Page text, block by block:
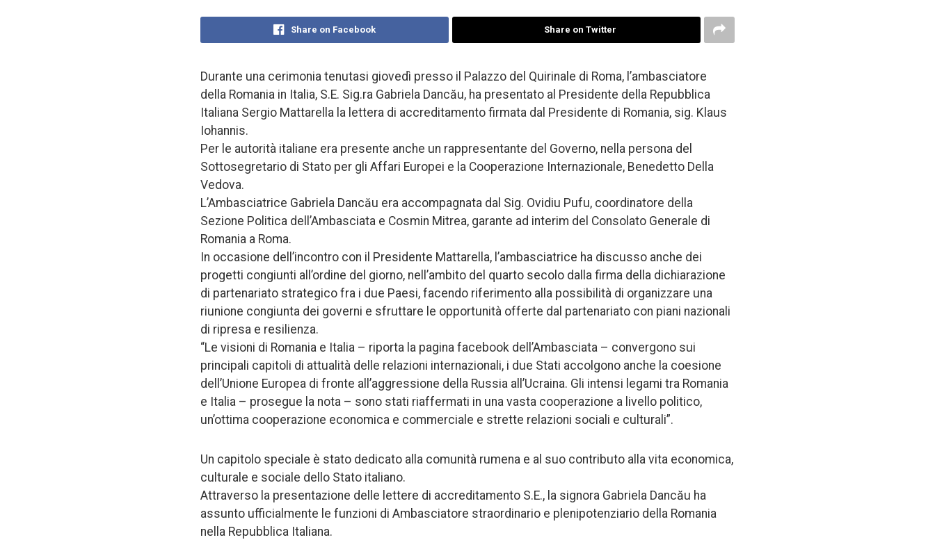
Share on Facebook Share on Twitter
Durante una cerimonia tenutasi giovedì presso il Palazzo del Quirinale di Roma, l’ambasciatore
della Romania in Italia, S.E. Sig.ra Gabriela Dancău, ha presentato al Presidente della Repubblica
Italiana Sergio Mattarella la lettera di accreditamento firmata dal Presidente di Romania, sig. Klaus
Iohannis.
Per le autorità italiane era presente anche un rappresentante del Governo, nella persona del
Sottosegretario di Stato per gli Affari Europei e la Cooperazione Internazionale, Benedetto Della
Vedova.
L’Ambasciatrice Gabriela Dancău era accompagnata dal Sig. Ovidiu Pufu, coordinatore della
Sezione Politica dell’Ambasciata e Cosmin Mitrea, garante ad interim del Consolato Generale di
Romania a Roma.
In occasione dell’incontro con il Presidente Mattarella, l’ambasciatrice ha discusso anche dei
progetti congiunti all’ordine del giorno, nell’ambito del quarto secolo dalla firma della dichiarazione
di partenariato strategico fra i due Paesi, facendo riferimento alla possibilità di organizzare una
riunione congiunta dei governi e sfruttare le opportunità offerte dal partenariato con piani nazionali
di ripresa e resilienza.
“Le visioni di Romania e Italia – riporta la pagina facebook dell’Ambasciata – convergono sui
principali capitoli di attualità delle relazioni internazionali, i due Stati accolgono anche la coesione
dell’Unione Europea di fronte all’aggressione della Russia all’Ucraina. Gli intensi legami tra Romania
e Italia – prosegue la nota – sono stati riaffermati in una vasta cooperazione a livello politico,
un’ottima cooperazione economica e commerciale e strette relazioni sociali e culturali”.
Un capitolo speciale è stato dedicato alla comunità rumena e al suo contributo alla vita economica,
culturale e sociale dello Stato italiano.
Attraverso la presentazione delle lettere di accreditamento S.E., la signora Gabriela Dancău ha
assunto ufficialmente le funzioni di Ambasciatore straordinario e plenipotenziario della Romania
nella Repubblica Italiana.